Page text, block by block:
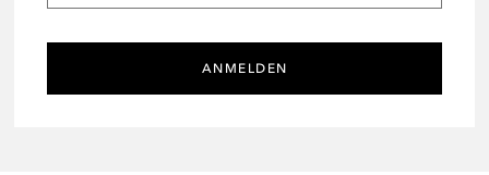
ANMELDEN